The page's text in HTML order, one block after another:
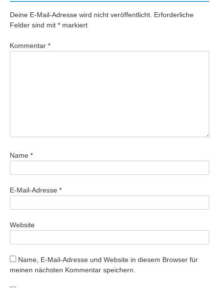
Deine E-Mail-Adresse wird nicht veröffentlicht. Erforderliche
Felder sind mit * markiert
Kommentar *
Name *
E-Mail-Adresse *
Website
Name, E-Mail-Adresse und Website in diesem Browser für
meinen nächsten Kommentar speichern.